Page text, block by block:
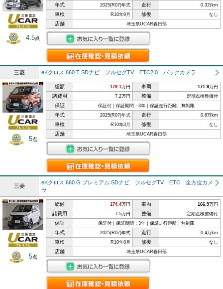
4.5点
年式 2025(R07)年式 走行 0.3万km
車検 R10年9月 修復 なし
店舗 埼玉県UCAR春日部
三菱 eKクロス 660 T SDナビ フルセグTV ETC2.0 バックカメラ
5点
総額 179.1万円 車両 171.9万円
諸費用 7.2万円 整備 定期点検整備付
保証 保証付｜保証期間：3年｜保証走行距離：無制限
年式 2025(R07)年式 走行 0.8万km
車検 R10年3月 修復 なし
店舗 埼玉県UCAR春日部
三菱
eKクロス 660 G プレミアム SDナビ フルセグTV ETC 全方位カメ
ラ
5点
総額 174.4万円 車両 166.9万円
諸費用 7.5万円 整備 定期点検整備付
保証 保証付｜保証期間：3年｜保証走行距離：無制限
年式 2025(R07)年式 走行 0.4万km
車検 R10年8月 修復 なし
店舗 埼玉県UCAR春日部